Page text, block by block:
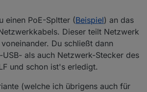
einen PoE-Spltter (Beispiel) an das
Dieser teilt Netzwerk
Du schließt dann
als auch Netzwerk-Stecker des
und schon ist's erledigt.
(welche ich übrigens auch für